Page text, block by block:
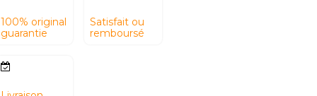
100% original
guarantie
Satisfait ou
remboursé